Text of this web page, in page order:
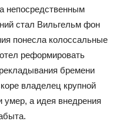
непосредственным
стал Вильгельм фон
понесла колоссальные
реформировать
бремени
владелец крупной
умер, а идея внедрения